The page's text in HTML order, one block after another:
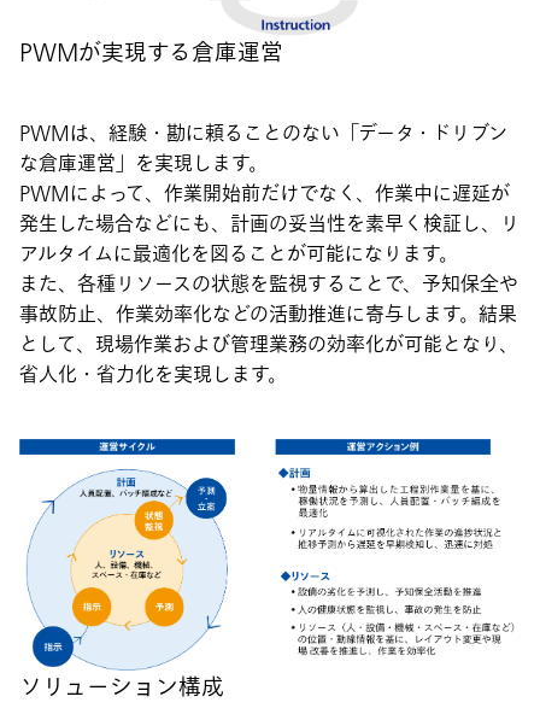
PWMが実現する倉庫運営
PWMは、経験・勘に頼ることのない「データ・ドリブン
な倉庫運営」を実現します。
PWMによって、作業開始前だけでなく、作業中に遅延が
発生した場合などにも、計画の妥当性を素早く検証し、リ
アルタイムに最適化を図ることが可能になります。
また、各種リソースの状態を監視することで、予知保全や
事故防止、作業効率化などの活動推進に寄与します。結果
として、現場作業および管理業務の効率化が可能となり、
省人化・省力化を実現します。
ソリューション構成